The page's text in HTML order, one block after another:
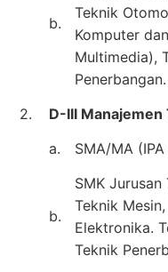
b.
Teknik
Komputer
Multimedia),
Penerbangan.
2.
D-III
a.
SMA/MA
b.
SMK
Teknik
Elektronika.
Teknik